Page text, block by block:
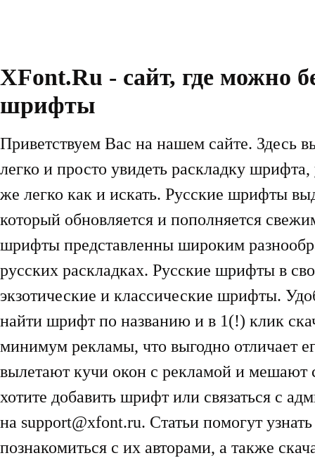
XFont.Ru - сайт, где можно
шрифты
Приветствуем Вас на нашем сайте. Здесь
легко и просто увидеть раскладку
же легко как и искать. Русские шрифты
который обновляется и пополняется
шрифты представленны широким
русских раскладках. Русские шрифты в
экзотические и классические шрифты.
найти шрифт по названию и в 1(!) клик
минимум рекламы, что выгодно отличает
вылетают кучи окон с рекламой и мешают
хотите добавить шрифт или связаться с
на support@xfont.ru. Статьи помогут
познакомиться с их авторами, а также